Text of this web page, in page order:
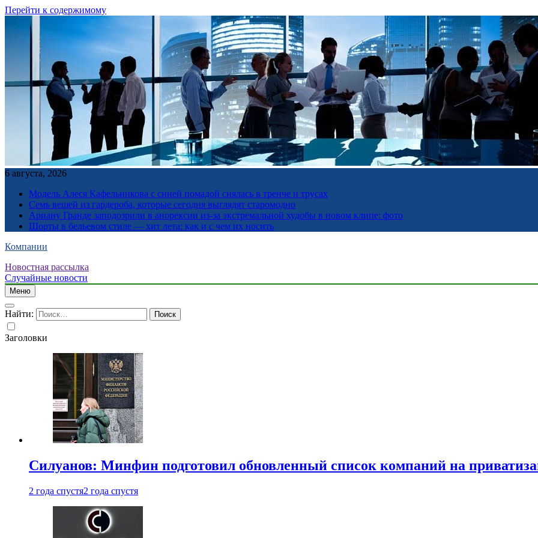
Перейти к содержимому
6 августа, 2026
Модель Алеся Кафельникова с синей помадой снялась в тренче и трусах
Семь вещей из гардероба, которые сегодня выглядят старомодно
Ариану Гранде заподозрили в анорексии из-за экстремальной худобы в новом клипе: фото
Шорты в бельевом стиле — хит лета: как и с чем их носить
Компании
Новостная рассылка
Случайные новости
Меню
Найти:
Заголовки
Силуанов: Минфин подготовил обновленный список компаний на
2 года спустя2 года спустя